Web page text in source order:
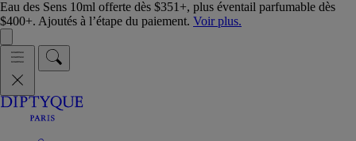
Eau des Sens 10ml offerte dès $351+, plus éventail parfumable dès
$400+. Ajoutés à l’étape du paiement. Voir plus.